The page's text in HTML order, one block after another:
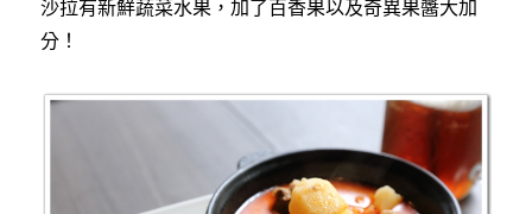
沙拉有新鮮蔬菜水果，加了百香果以及奇異果醬大加
分！